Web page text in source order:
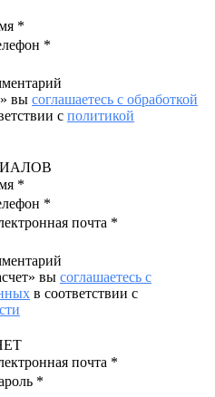
*
*
вы соглашаетесь с обработкой
с политикой
*
*
почта *
вы соглашаетесь с
в соответствии с
почта *
*